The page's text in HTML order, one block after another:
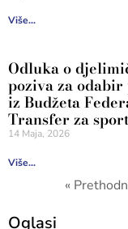
Više...
Odluka o
poziva za
iz Budžeta
Transfer za
14 Maja, 2026
Više...
«
Oglasi